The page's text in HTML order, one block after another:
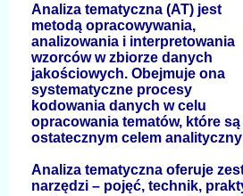
Analiza tematyczna (AT) jest
metodą opracowywania,
analizowania i interpretowania
wzorców w zbiorze danych
jakościowych. Obejmuje ona
systematyczne procesy
kodowania danych w celu
opracowania tematów, które są
ostatecznym celem
Analiza tematyczna oferuje
narzędzi – pojęć, technik,